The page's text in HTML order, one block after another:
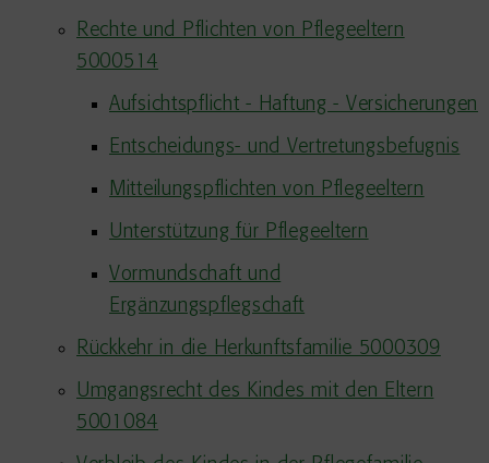
Rechte und Pflichten von Pflegeeltern
5000514
Aufsichtspflicht - Haftung - Versicherungen
Entscheidungs- und Vertretungsbefugnis
Mitteilungspflichten von Pflegeeltern
Unterstützung für Pflegeeltern
Vormundschaft und
Ergänzungspflegschaft
Rückkehr in die Herkunftsfamilie 5000309
Umgangsrecht des Kindes mit den Eltern
5001084